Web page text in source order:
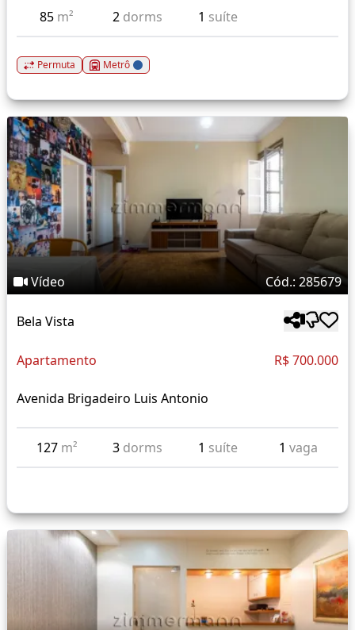
85 m² 2 dorms 1 suíte
Permuta Metrô
Vídeo Cód.: 285679
Bela Vista
Apartamento R$ 700.000
Avenida Brigadeiro Luis Antonio
127 m² 3 dorms 1 suíte 1 vaga